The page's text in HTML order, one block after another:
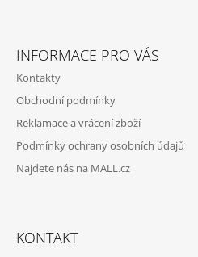
INFORMACE PRO VÁS
Kontakty
Obchodní podmínky
Reklamace a vrácení zboží
Podmínky ochrany osobních údajů
Najdete nás na MALL.cz
KONTAKT